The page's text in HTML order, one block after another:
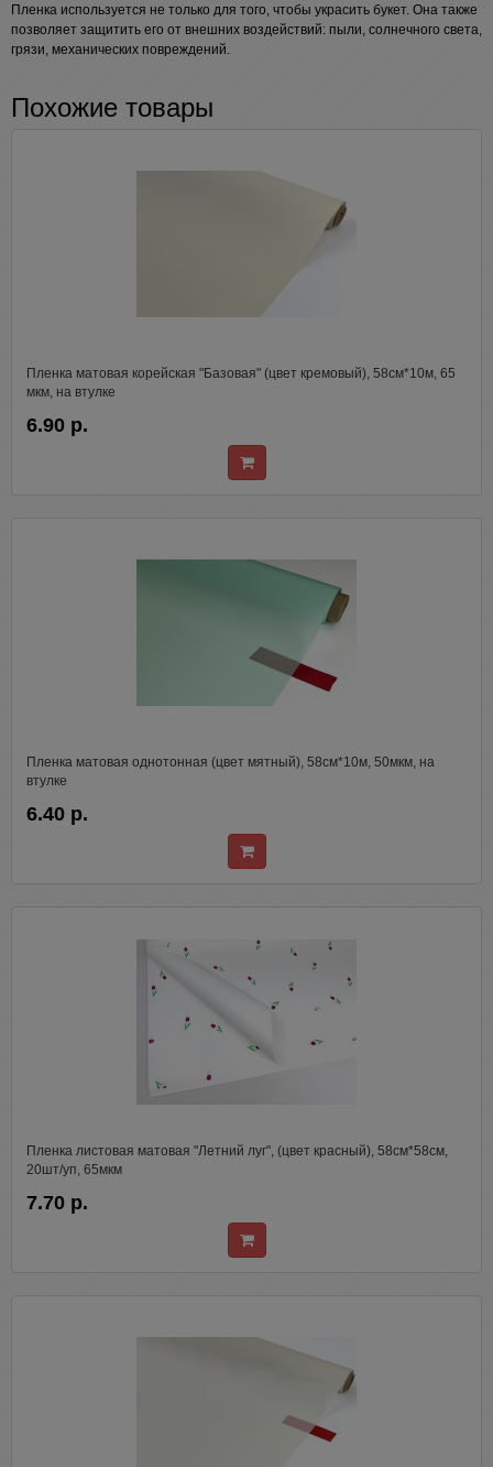
Пленка используется не только для того, чтобы украсить букет. Она также
позволяет защитить его от внешних воздействий: пыли, солнечного света,
грязи, механических повреждений.
Похожие товары
Пленка матовая корейская "Базовая" (цвет кремовый), 58см*10м, 65
мкм, на втулке
6.90 р.
Пленка матовая однотонная (цвет мятный), 58см*10м, 50мкм, на
втулке
6.40 р.
Пленка листовая матовая "Летний луг", (цвет красный), 58см*58см,
20шт/уп, 65мкм
7.70 р.